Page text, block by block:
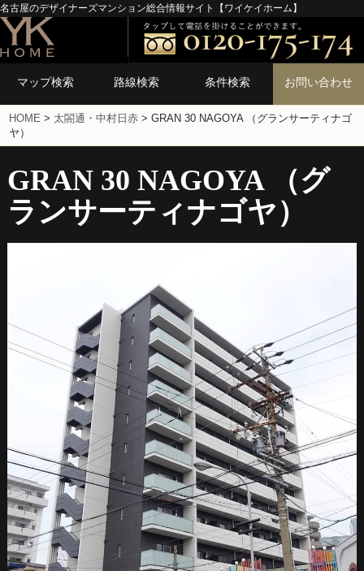
名古屋のデザイナーズマンション総合情報サイト【ワイケイホーム】
マップ検索 路線検索 条件検索 お問い合わせ
HOME > 太閤通・中村日赤 >GRAN 30 NAGOYA （グランサーティナゴ
ヤ）
GRAN 30 NAGOYA （グ
ランサーティナゴヤ）